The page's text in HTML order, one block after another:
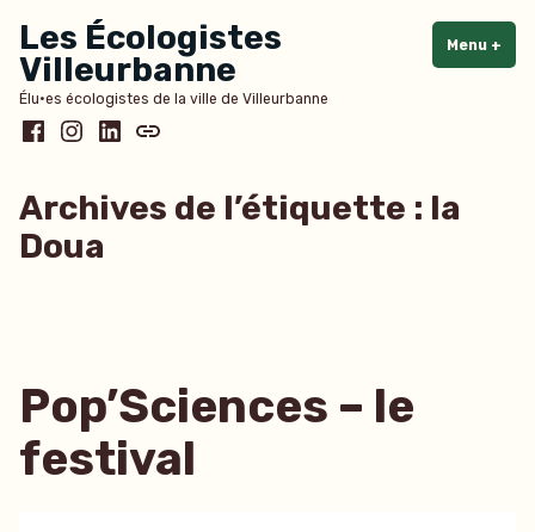
au
contenu
Les Écologistes
Villeurbanne
Élu·es écologistes de la ville de Villeurbanne
Menu +
Facebook
Instagram
LinkedInBluesky
Archives de l’étiquette : la
Doua
Pop’Sciences – le
festival